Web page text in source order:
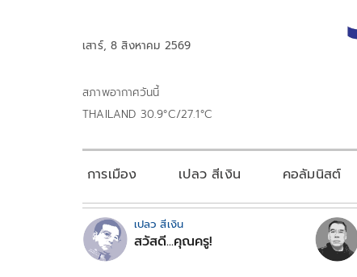
เสาร์, 8 สิงหาคม 2569
สภาพอากาศวันนี้
THAILAND 30.9°C/27.1°C
การเมือง เปลว สีเงิน คอลัมนิสต์
เปลว สีเงิน
สวัสดี...คุณครู!